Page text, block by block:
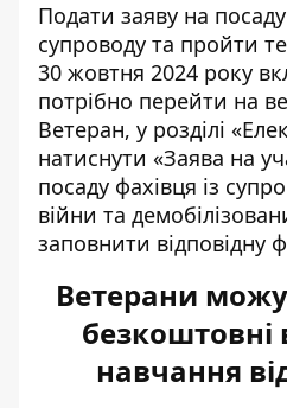
Подати заяву на посаду
супроводу та пройти
30 жовтня 2024 року
потрібно перейти на
Ветеран, у розділі
натиснути «Заява на
посаду фахівця із
війни та
заповнити відповідну
Ветерани
безкоштовні
навчання